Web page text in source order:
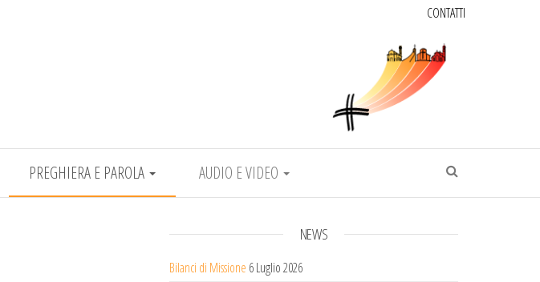
CONTATTI
Comunità Pastorale Epifania del Signore
PREGHIERA E PAROLA AUDIO E VIDEO
NEWS
Bilanci di Missione 6 Luglio 2026